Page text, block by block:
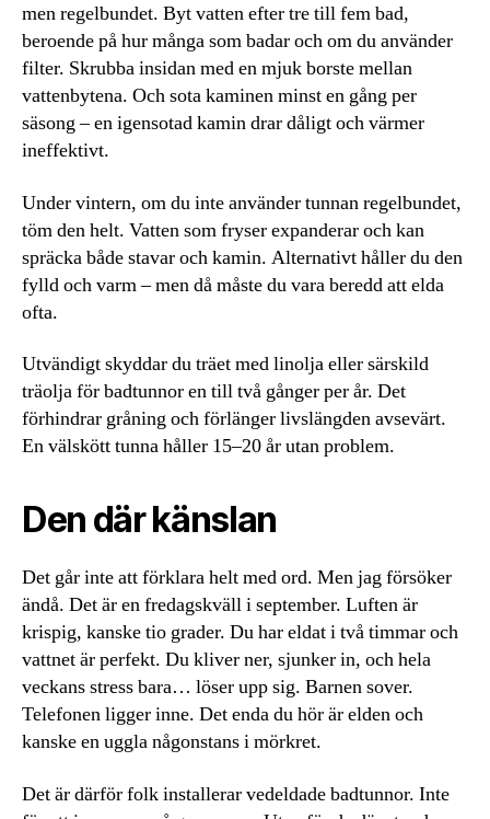
men regelbundet. Byt vatten efter tre till fem bad,
beroende på hur många som badar och om du använder
filter. Skrubba insidan med en mjuk borste mellan
vattenbytena. Och sota kaminen minst en gång per
säsong – en igensotad kamin drar dåligt och värmer
ineffektivt.
Under vintern, om du inte använder tunnan regelbundet,
töm den helt. Vatten som fryser expanderar och kan
spräcka både stavar och kamin. Alternativt håller du den
fylld och varm – men då måste du vara beredd att elda
ofta.
Utvändigt skyddar du träet med linolja eller särskild
träolja för badtunnor en till två gånger per år. Det
förhindrar gråning och förlänger livslängden avsevärt.
En välskött tunna håller 15–20 år utan problem.
Den där känslan
Det går inte att förklara helt med ord. Men jag försöker
ändå. Det är en fredagskväll i september. Luften är
krispig, kanske tio grader. Du har eldat i två timmar och
vattnet är perfekt. Du kliver ner, sjunker in, och hela
veckans stress bara… löser upp sig. Barnen sover.
Telefonen ligger inne. Det enda du hör är elden och
kanske en uggla någonstans i mörkret.
Det är därför folk installerar vedeldade badtunnor. Inte